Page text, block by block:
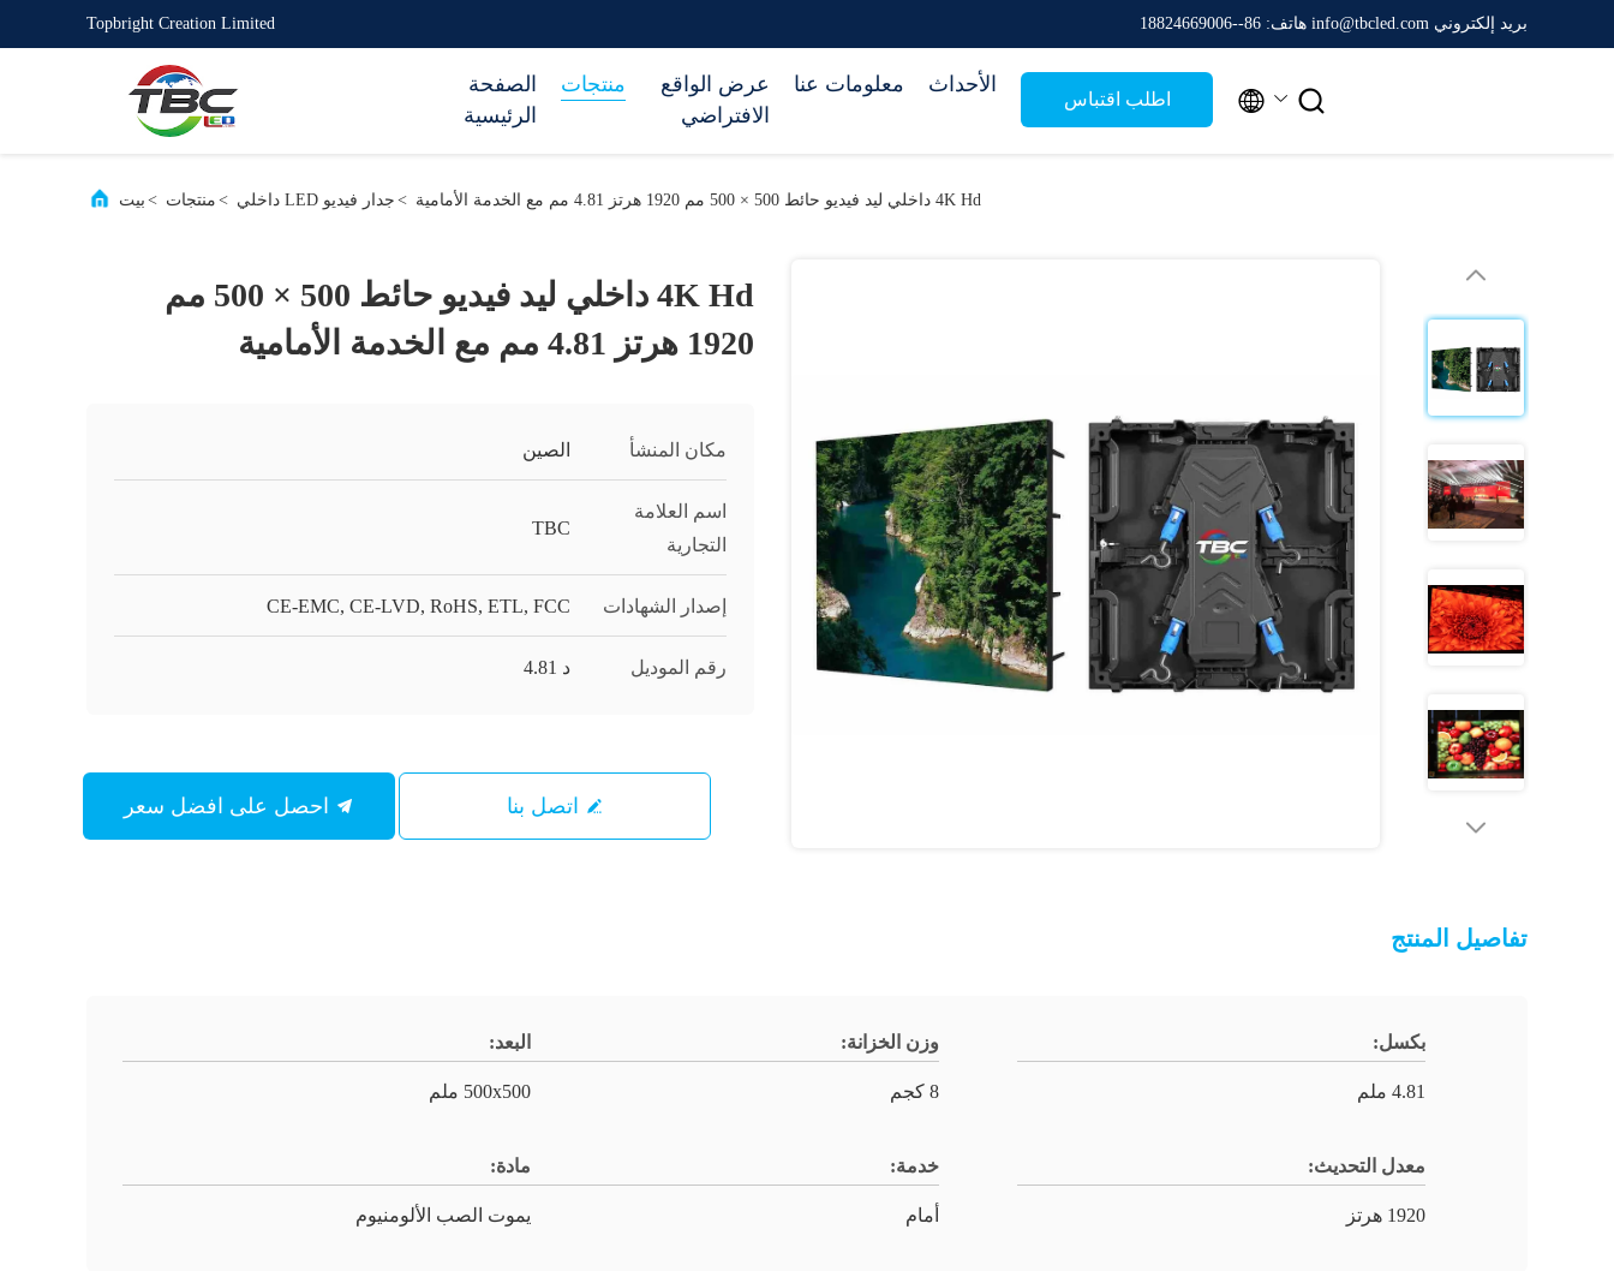
Topbright Creation Limited بريد إلكتروني info@tbcled.com هاتف: 86--18824669006
الصفحة
الرئيسية
منتجات
عرض الواقع
الافتراضي
معلومات عنا الأحداث
اطلب اقتباس  
بيت > منتجات > جدار فيديو LED داخلي > 4K Hd داخلي ليد فيديو حائط 500 × 500 مم 1920 هرتز 4.81 مم مع الخدمة الأمامية
4K Hd داخلي ليد فيديو حائط 500 × 500 مم
1920 هرتز 4.81 مم مع الخدمة الأمامية
مكان المنشأ الصين
اسم العلامة
التجارية
TBC
إصدار الشهادات CE-EMC, CE-LVD, RoHS, ETL, FCC
رقم الموديل د 4.81
اتصل بنا
تفاصيل المنتج
بكسل:
4.81 ملم
وزن الخزانة:
8 كجم
البعد:
500x500 ملم
معدل التحديث:
1920 هرتز
خدمة:
أمام
مادة:
يموت الصب الألومنيوم